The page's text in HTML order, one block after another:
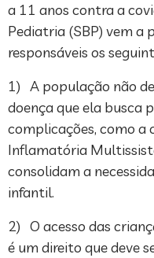
a 11 anos contra a
Pediatria (SBP) vem a
responsáveis os
1) A população não
doença que ela busca
complicações, como a
Inflamatória
consolidam a
infantil.
2) O acesso das
é um direito que deve